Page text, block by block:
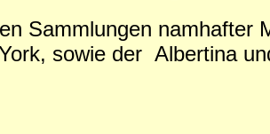
Sammlungen namhafter
sowie der Albertina